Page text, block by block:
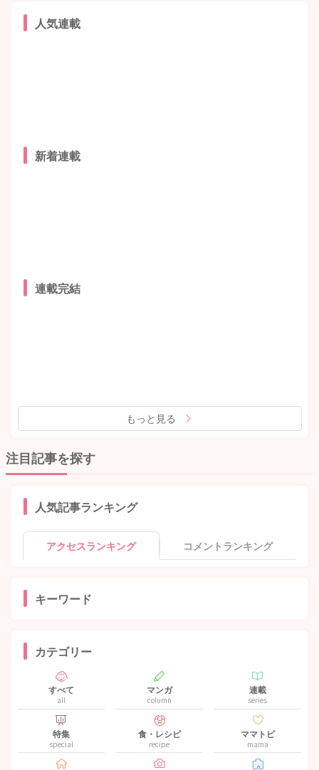
人気連載
新着連載
連載完結
もっと見る
注目記事を探す
人気記事ランキング
アクセスランキング コメントランキング
キーワード
カテゴリー
すべて
all
マンガ
column
連載
series
特集
special
食・レシピ
recipe
ママトピ
mama